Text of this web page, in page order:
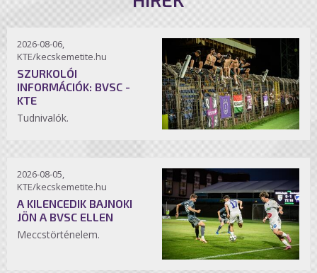
2026-08-06,
KTE/kecskemetite.hu
SZURKOLÓI
INFORMÁCIÓK: BVSC -
KTE
Tudnivalók.
2026-08-05,
KTE/kecskemetite.hu
A KILENCEDIK BAJNOKI
JÖN A BVSC ELLEN
Meccstörténelem.